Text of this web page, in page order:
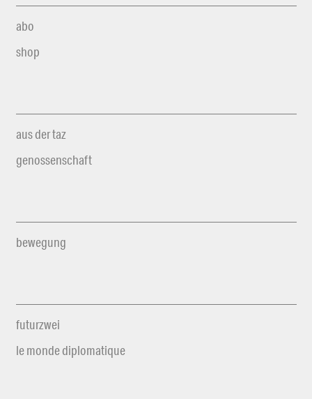
abo
shop
aus der taz
genossenschaft
bewegung
futurzwei
le monde diplomatique